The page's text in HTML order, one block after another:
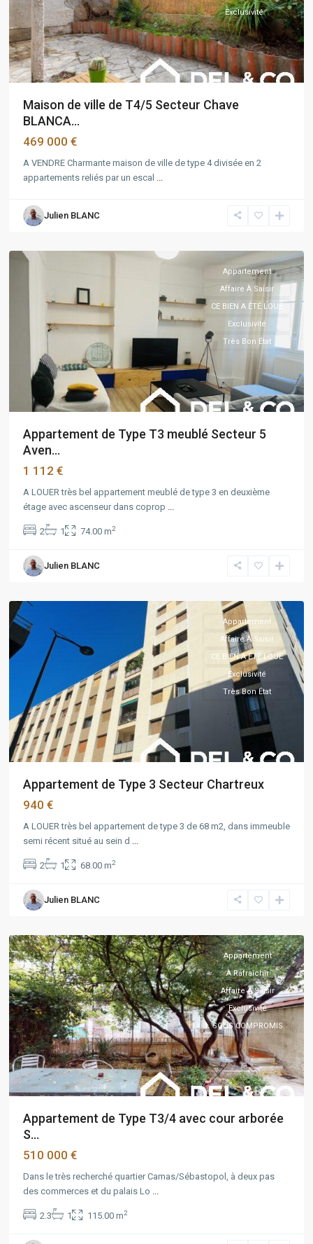
Exclusivité
Maison de ville de T4/5 Secteur Chave
BLANCA...
469 000 €
A VENDRE Charmante maison de ville de type 4 divisée en 2
appartements reliés par un escal ...
Julien BLANC
Marseille
Marseille
Appartement
Affaire À Saisir
CE BIEN A ÉTÉ LOUÉ
Exclusivité
Très Bon État
Appartement de Type T3 meublé Secteur 5
Aven...
1 112 €
A LOUER très bel appartement meublé de type 3 en deuxième
étage avec ascenseur dans coprop ...
2 1 74.00 m2
Julien BLANC
PACA
Marseille
Appartement
Affaire À Saisir
CE BIEN A ÉTÉ LOUÉ
Exclusivité
Très Bon État
Appartement de Type 3 Secteur Chartreux
940 €
A LOUER très bel appartement de type 3 de 68 m2, dans immeuble
semi récent situé au sein d ...
2 1 68.00 m2
Julien BLANC
5
Marseille
Marseille
Appartement
À Rafraîchir
Affaire À Saisir
Exclusivité
SOUS COMPROMIS
Appartement de Type T3/4 avec cour arborée
S...
510 000 €
Dans le très recherché quartier Camas/Sébastopol, à deux pas
des commerces et du palais Lo ...
2.3 1 115.00 m2